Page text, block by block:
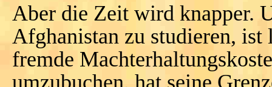
Aber die Zeit wird knapper.
Afghanistan zu studieren,
fremde
umzubuchen, hat seine